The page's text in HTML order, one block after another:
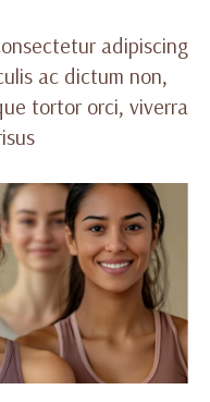
adipiscing
ac dictum non,
tortor orci, viverra